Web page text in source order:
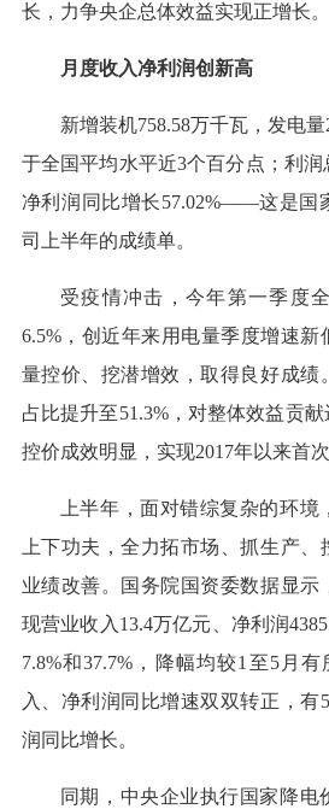
长，力争央企总体效益实现正增长。
月度收入净利润创新高
新增装机758.58万千瓦，发电
于全国平均水平近3个百分点；利润
净利润同比增长57.02%——这是国
司上半年的成绩单。
受疫情冲击，今年第一季度
6.5%，创近年来用电量季度增速新
量控价、挖潜增效，取得良好成绩
占比提升至51.3%，对整体效益贡
控价成效明显，实现2017年以来首次
上半年，面对错综复杂的环境
上下功夫，全力拓市场、抓生产、
业绩改善。国务院国资委数据显示
现营业收入13.4万亿元、净利润
7.8%和37.7%，降幅均较1至5月
入、净利润同比增速双双转正，有
润同比增长。
同期，中央企业执行国家降电